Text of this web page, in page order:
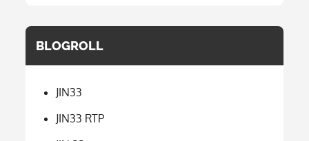
BLOGROLL
JIN33
JIN33 RTP